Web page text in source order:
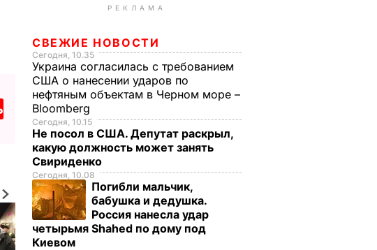
РЕКЛАМА
СВЕЖИЕ НОВОСТИ
Сегодня, 10.35
Украина согласилась с требованием
США о нанесении ударов по
нефтяным объектам в Черном море –
Bloomberg
Сегодня, 10.15
Не посол в США. Депутат раскрыл,
какую должность может занять
Свириденко
Сегодня, 10.08
Погибли мальчик,
бабушка и дедушка.
Россия нанесла удар
четырьмя Shahed по дому под
Киевом